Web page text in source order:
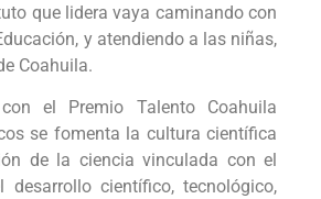
que lidera vaya caminando con
y atendiendo a las niñas,
Coahuila.
el Premio Talento Coahuila
se fomenta la cultura científica
de la ciencia vinculada con el
desarrollo científico, tecnológico,